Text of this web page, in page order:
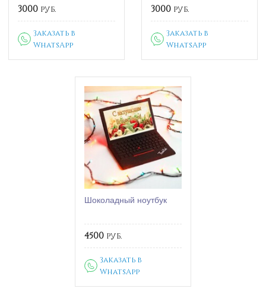
3000 руб.
Заказать в
WhatsApp
3000 руб.
Заказать в
WhatsApp
Шоколадный ноутбук
4500 руб.
Заказать в
WhatsApp